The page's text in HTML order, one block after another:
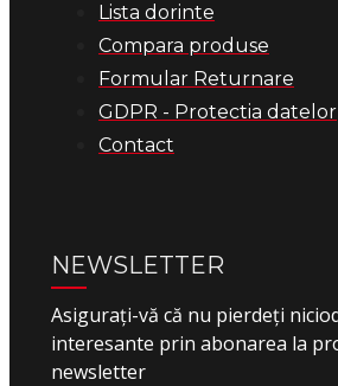
Lista dorinte
Compara produse
Formular Returnare
GDPR - Protectia datelor
Contact
NEWSLETTER
Asigurați-vă că nu pierdeți
interesante prin abonarea la
newsletter